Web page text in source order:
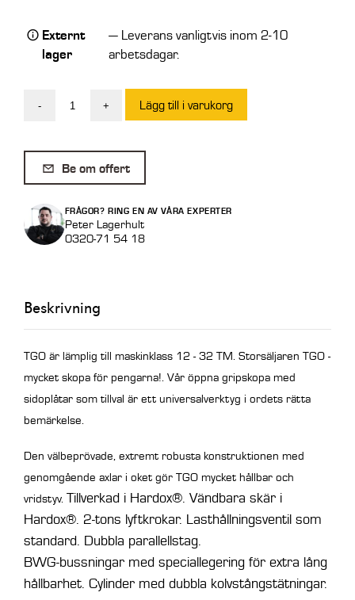
Externt
lager
— Leverans vanligtvis inom 2-10
arbetsdagar.
-
Intermercato
TGO
500-
2/SM
mängd
+ Lägg till i varukorg
Be om offert
FRÅGOR? RING EN AV VÅRA EXPERTER
Peter Lagerhult
0320-71 54 18
Beskrivning
TGO är lämplig till maskinklass 12 - 32 TM. Storsäljaren TGO -
mycket skopa för pengarna!. Vår öppna gripskopa med
sidoplåtar som tillval är ett universalverktyg i ordets rätta
bemärkelse.
Den välbeprövade, extremt robusta konstruktionen med
genomgående axlar i oket gör TGO mycket hållbar och
vridstyv. Tillverkad i Hardox®. Vändbara skär i
Hardox®. 2-tons lyftkrokar. Lasthållningsventil som
standard. Dubbla parallellstag.
BWG-bussningar med speciallegering för extra lång
hållbarhet. Cylinder med dubbla kolvstångstätningar.